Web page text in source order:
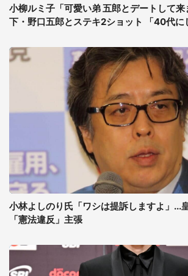
小柳ルミ子「可愛い弟 五郎とデートして
下・野口五郎とステキ2ショット 「40代に
小林よしのり氏「ワシは提訴しますよ」...
「憲法違反」主張